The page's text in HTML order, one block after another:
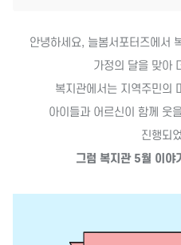
안녕하세요, 늘봄서포터즈에서
가정의 달을 맞아
복지관에서는 지역주민의
아이들과 어르신이 함께 웃
진행되
그럼 복지관 5월 이야